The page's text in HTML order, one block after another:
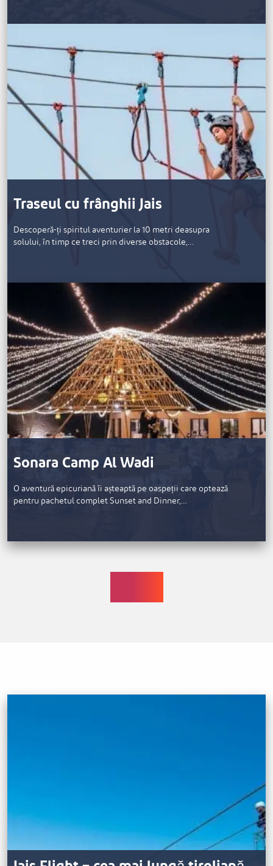
Traseul cu frânghii Jais
Descoperă-ți spiritul aventurier la 10 metri deasupra
solului, în timp ce treci prin diverse obstacole,…
Sonara Camp Al Wadi
O aventură epicuriană îi așteaptă pe oaspeții care optează
pentru pachetul complet Sunset and Dinner,…